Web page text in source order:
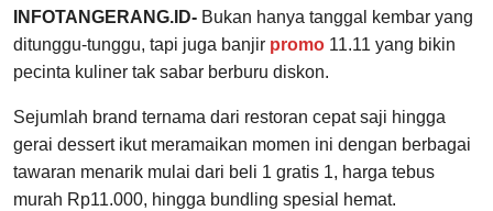
INFOTANGERANG.ID- Bukan hanya tanggal kembar yang
ditunggu-tunggu, tapi juga banjir promo 11.11 yang bikin
pecinta kuliner tak sabar berburu diskon.
Sejumlah brand ternama dari restoran cepat saji hingga
gerai dessert ikut meramaikan momen ini dengan berbagai
tawaran menarik mulai dari beli 1 gratis 1, harga tebus
murah Rp11.000, hingga bundling spesial hemat.